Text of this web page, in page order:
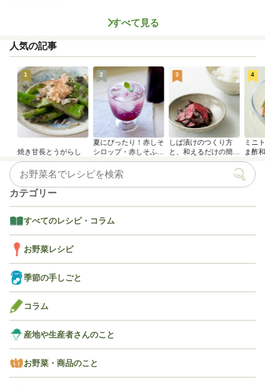
すべて見る
人気の記事
1
焼き甘長とうがらし
2
夏にぴったり！赤しそ
シロップ・赤しそふり
かけのつくり方
3
しば漬けのつくり方
と、和えるだけの簡単
アレンジレシピ
4
ミニ
ま酢
カテゴリー
すべてのレシピ・コラム
お野菜レシピ
季節の手しごと
コラム
産地や生産者さんのこと
お野菜・商品のこと